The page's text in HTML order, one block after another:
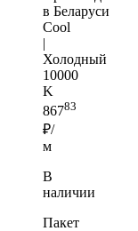
в Беларуси
Cool
|
Холодный
10000
K
86783
₽/
м
В
наличии
Пакет